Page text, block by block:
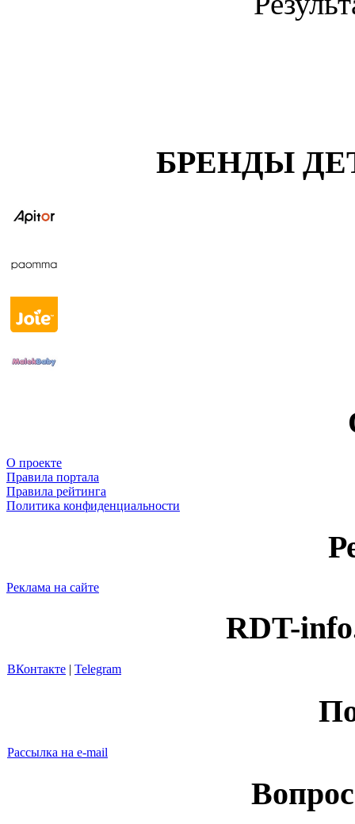
БРЕНДЫ
О проекте
Правила портала
Правила рейтинга
Политика конфиденциальности
Реклама на сайте
RDT-
ВКонтакте | Telegram
Рассылка на e-mail